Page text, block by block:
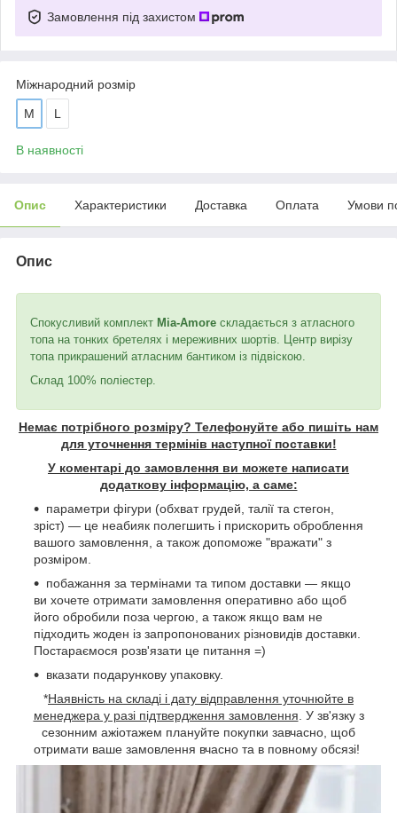
Замовлення під захистом
Міжнародний розмір
M L
В наявності
Опис Характеристики Доставка Оплата Умови
Опис
Спокусливий комплект Mia-Amore складається з атласного
топа на тонких бретелях і мереживних шортів. Центр вирізу
топа прикрашений атласним бантиком із підвіскою.
Склад 100% поліестер.
Немає потрібного розміру? Телефонуйте або пишіть нам
для уточнення термінів наступної поставки!
У коментарі до замовлення ви можете написати
додаткову інформацію, а саме:
параметри фігури (обхват грудей, талії та стегон,
зріст) — це неабияк полегшить і прискорить оброблення
вашого замовлення, а також допоможе "вражати" з
розміром.
побажання за термінами та типом доставки — якщо
ви хочете отримати замовлення оперативно або щоб
його обробили поза чергою, а також якщо вам не
підходить жоден із запропонованих різновидів доставки.
Постараємося розв'язати це питання =)
вказати подарункову упаковку.
*Наявність на складі і дату відправлення уточнюйте в
менеджера у разі підтвердження замовлення . У зв'язку з
сезонним ажіотажем плануйте покупки завчасно, щоб
отримати ваше замовлення вчасно та в повному обсязі!